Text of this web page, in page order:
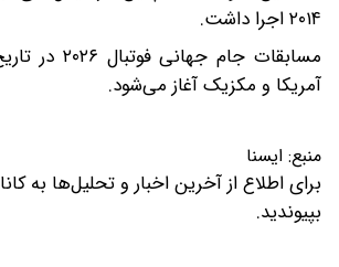
۲۰۱۴ اجرا داشت.
آمریکا و مکزیک آغاز می‌شود.
منبع: ایسنا
برای اطلاع از آخرین اخبار و تحلیل‌ها به
بپیوندید.